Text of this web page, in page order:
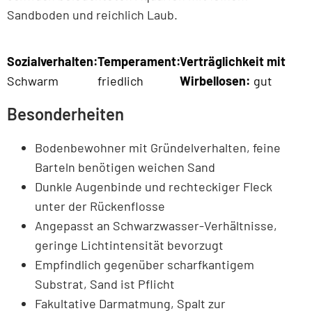
Sandboden und reichlich Laub.
Sozialverhalten:
Schwarm
Temperament:
friedlich
Verträglichkeit mit
Wirbellosen: gut
Besonderheiten
Bodenbewohner mit Gründelverhalten, feine
Barteln benötigen weichen Sand
Dunkle Augenbinde und rechteckiger Fleck
unter der Rückenflosse
Angepasst an Schwarzwasser-Verhältnisse,
geringe Lichtintensität bevorzugt
Empfindlich gegenüber scharfkantigem
Substrat, Sand ist Pflicht
Fakultative Darmatmung, Spalt zur